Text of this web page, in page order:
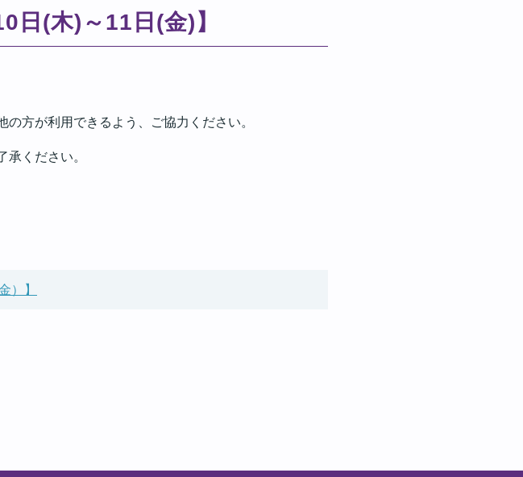
日(木)～11日(金)】
方が利用できるよう、ご協力ください。
ください。
）】